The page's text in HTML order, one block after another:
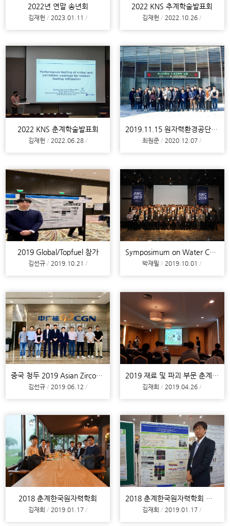
2022년 연말 송년회
김재헌 2023.01.11
2022 KNS 추계학술발표회
김재헌 2022.10.26
2022 KNS 춘계학술발표회
김재헌 2022.06.28
2019.11.15 원자력환경공단 방문
최원준 2020.12.07
2019 Global/Topfuel 참가
김선규 2019.10.21
Symposimum on Water Chemistry and Corrosion in Nuc
박재필 2019.10.01
중국 청두 2019 Asian Zirconium Workshop 참가 및 쑤저우 SNPI
김선규 2019.06.12
2019 재료 및 파괴 부문 춘계 학술대회 (제주)
김재희 2019.04.26
2018 춘계한국원자력학회
김재희 2019.01.17
2018 춘계한국원자력학회 포스터 발표
김재희 2019.01.17